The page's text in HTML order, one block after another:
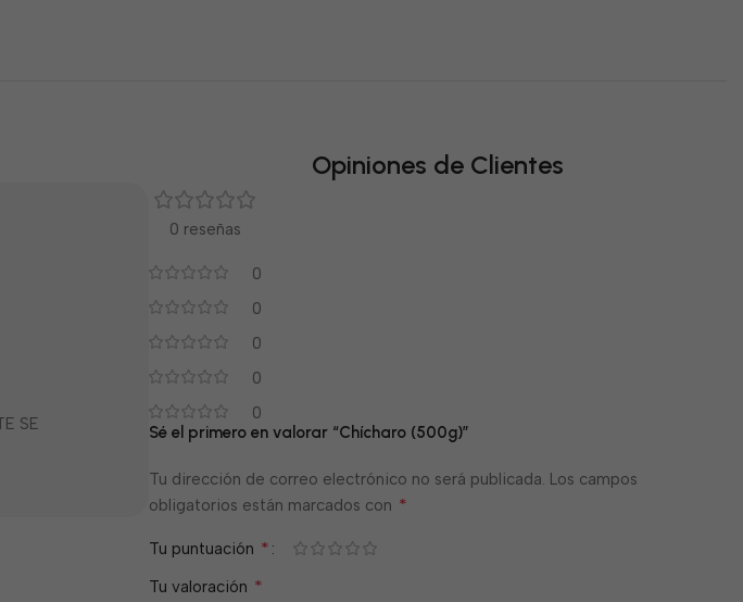
SE
Opiniones de Clientes
0 reseñas
0
0
0
0
0
Sé el primero en valorar “Chícharo (500g)”
Tu dirección de correo electrónico no será publicada. Los campos
obligatorios están marcados con *
Tu puntuación *
Tu valoración *